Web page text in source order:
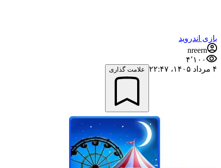
بازی اندروید
nreern
۴٬۱۰۰
۴ مرداد ۱۴۰۵،‏ ۲۲:۴۷
علامت گذاری